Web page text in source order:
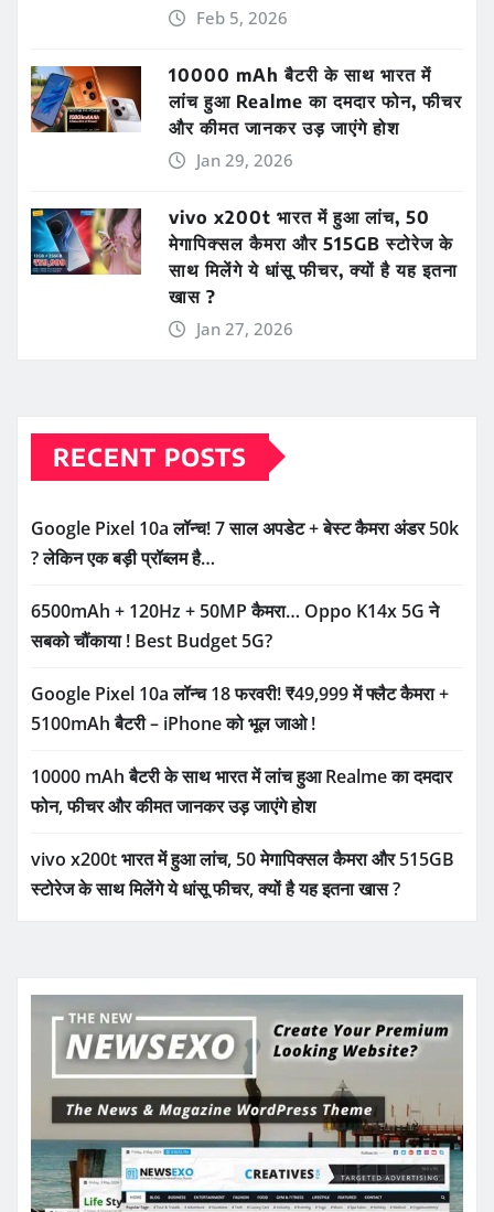
Feb 5, 2026
10000 mAh बैटरी के साथ भारत में
लांच हुआ Realme का दमदार फोन, फीचर
और कीमत जानकर उड़ जाएंगे होश
Jan 29, 2026
vivo x200t भारत में हुआ लांच, 50
मेगापिक्सल कैमरा और 515GB स्टोरेज के
साथ मिलेंगे ये धांसू फीचर, क्यों है यह इतना
खास ?
Jan 27, 2026
RECENT POSTS
Google Pixel 10a लॉन्च! 7 साल अपडेट + बेस्ट कैमरा अंडर 50k
? लेकिन एक बड़ी प्रॉब्लम है…
6500mAh + 120Hz + 50MP कैमरा… Oppo K14x 5G ने
सबको चौंकाया ! Best Budget 5G?
Google Pixel 10a लॉन्च 18 फरवरी! ₹49,999 में फ्लैट कैमरा +
5100mAh बैटरी – iPhone को भूल जाओ !
10000 mAh बैटरी के साथ भारत में लांच हुआ Realme का दमदार
फोन, फीचर और कीमत जानकर उड़ जाएंगे होश
vivo x200t भारत में हुआ लांच, 50 मेगापिक्सल कैमरा और 515GB
स्टोरेज के साथ मिलेंगे ये धांसू फीचर, क्यों है यह इतना खास ?